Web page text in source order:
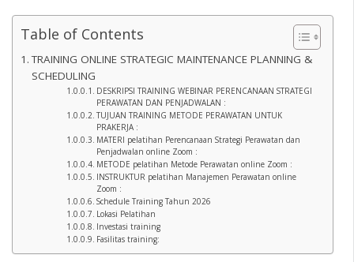
Table of Contents
TRAINING ONLINE STRATEGIC MAINTENANCE PLANNING &
SCHEDULING
DESKRIPSI TRAINING WEBINAR PERENCANAAN STRATEGI
PERAWATAN DAN PENJADWALAN :
TUJUAN TRAINING METODE PERAWATAN UNTUK
PRAKERJA :
MATERI pelatihan Perencanaan Strategi Perawatan dan
Penjadwalan online Zoom :
METODE pelatihan Metode Perawatan online Zoom :
INSTRUKTUR pelatihan Manajemen Perawatan online
Zoom :
Schedule Training Tahun 2026
Lokasi Pelatihan
Investasi training
Fasilitas training: